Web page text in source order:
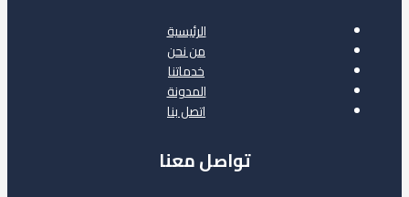
تواصل معنا